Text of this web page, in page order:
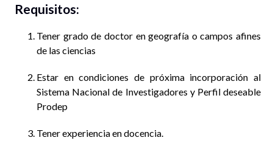
Requisitos:
Tener grado de doctor en geografía o campos afines
de las ciencias
Estar en condiciones de próxima incorporación al
Sistema Nacional de Investigadores y Perfil deseable
Prodep
Tener experiencia en docencia.